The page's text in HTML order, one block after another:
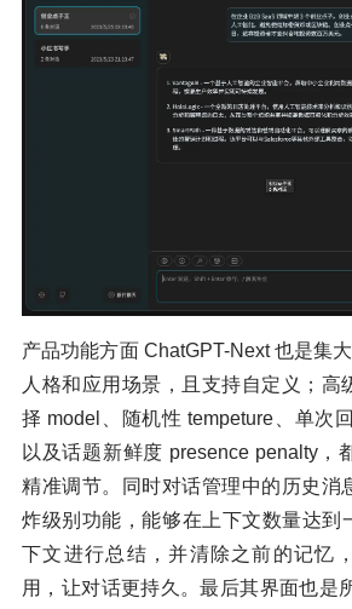
产品功能方面 ChatGPT-Next 也是集
人格和应用场景，且支持自定义；高
择 model、随机性 tempeture、单次
以及话题新鲜度 presence penalty，
精准调节。同时对话管理中的历史消
炸级别功能，能够在上下文数量达到
下文进行总结，并清除之前的记忆
用，让对话更持久。最后其界面也是